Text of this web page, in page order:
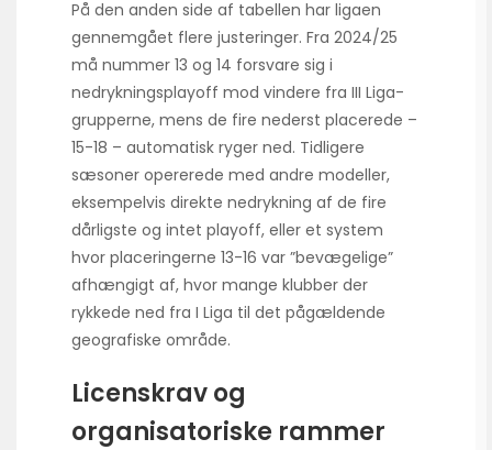
På den anden side af tabellen har ligaen
gennemgået flere justeringer. Fra 2024/25
må nummer 13 og 14 forsvare sig i
nedryknings­playoff mod vindere fra III Liga-
grupperne, mens de fire nederst placerede –
15-18 – automatisk ryger ned. Tidligere
sæsoner opererede med andre modeller,
eksempelvis direkte nedrykning af de fire
dårligste og intet playoff, eller et system
hvor placeringerne 13-16 var ”bevægelige”
afhængigt af, hvor mange klubber der
rykkede ned fra I Liga til det pågældende
geografiske område.
Licenskrav og
organisatoriske rammer